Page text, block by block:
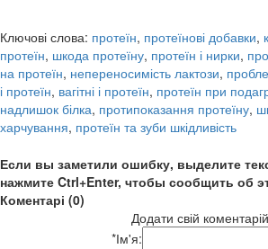
Ключові слова: протеїн, протеїнові добавки,
протеїн, шкода протеїну, протеїн і нирки,
на протеїн, непереносимість лактози,
і протеїн, вагітні і протеїн, протеїн при
надлишок білка, протипоказання протеїну,
харчування, протеїн та зуби шкідливість
Если вы заметили ошибку, выделите
нажмите Ctrl+Enter, чтобы сообщить об
Коментарі (0)
Додати свій
*Ім'я: